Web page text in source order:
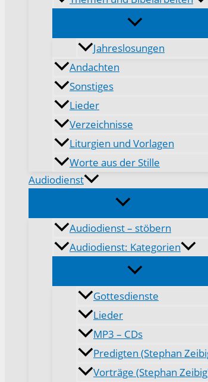
Jahreslosungen
Andachten
Sonstiges
Lieder
Verzeichnisse
Liturgien und Vorlagen
Worte aus der Stille
Audiodienst
Audiodienst – stöbern
Audiodienst: Kategorien
Gottesdienste
Lieder
MP3 – CDs
Predigten (Stephan
Vorträge (Stephan